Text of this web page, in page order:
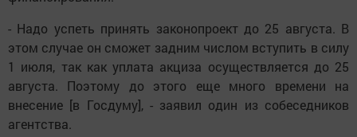
- Надо успеть принять законопроект до 25 августа. В
этом случае он сможет задним числом вступить в силу
1 июля, так как уплата акциза осуществляется до 25
августа. Поэтому до этого еще много времени на
внесение [в Госдуму], - заявил один из собеседников
агентства.